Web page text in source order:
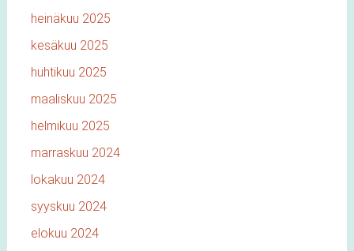
heinäkuu 2025
kesäkuu 2025
huhtikuu 2025
maaliskuu 2025
helmikuu 2025
marraskuu 2024
lokakuu 2024
syyskuu 2024
elokuu 2024